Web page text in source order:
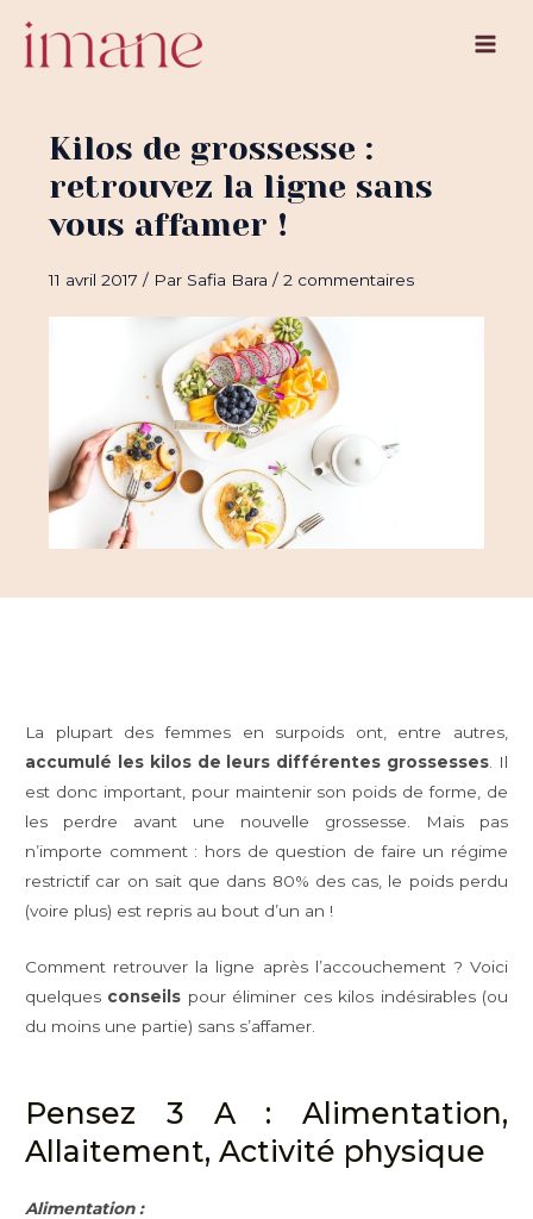
contenu
Main
Kilos de grossesse :
retrouvez la ligne sans
vous affamer !
11 avril 2017/ Par Safia Bara/2 commentaires
La plupart des femmes en surpoids ont, entre autres,
accumulé les kilos de leurs différentes grossesses . Il
est donc important, pour maintenir son poids de forme, de
les perdre avant une nouvelle grossesse. Mais pas
n’importe comment : hors de question de faire un régime
restrictif car on sait que dans 80% des cas, le poids perdu
(voire plus) est repris au bout d’un an !
Comment retrouver la ligne après l’accouchement ? Voici
quelques conseils pour éliminer ces kilos indésirables (ou
du moins une partie) sans s’affamer.
Pensez 3 A : Alimentation,
Allaitement, Activité physique
Alimentation :